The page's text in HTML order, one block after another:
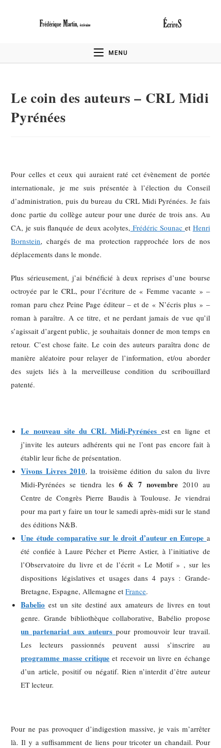
MENU
Le coin des auteurs – CRL Midi
Pyrénées
Pour celles et ceux qui auraient raté cet évènement de portée
internationale, je me suis présentée à l’élection du Conseil
d’administration, puis du bureau du CRL Midi Pyrénées. Je fais
donc partie du collège auteur pour une durée de trois ans. Au
CA, je suis flanquée de deux acolytes, Frédéric Sounac et Henri
Bornstein, chargés de ma protection rapprochée lors de nos
déplacements dans le monde.
Plus sérieusement, j’ai bénéficié à deux reprises d’une bourse
octroyée par le CRL, pour l’écriture de « Femme vacante » –
roman paru chez Peine Page éditeur – et de « N’écris plus » –
roman à paraître. A ce titre, et ne perdant jamais de vue qu’il
s’agissait d’argent public, je souhaitais donner de mon temps en
retour. C’est chose faite. Le coin des auteurs paraîtra donc de
manière aléatoire pour relayer de l’information, et/ou aborder
des sujets liés à la merveilleuse condition du scribouillard
patenté.
Le nouveau site du CRL Midi-Pyrénées est en ligne et
j’invite les auteurs adhérents qui ne l’ont pas encore fait à
établir leur fiche de présentation.
Vivons Livres 2010, la troisième édition du salon du livre
Midi-Pyrénées se tiendra les6 & 7 novembre2010 au
Centre de Congrès Pierre Baudis à Toulouse. Je viendrai
pour ma part y faire un tour le samedi après-midi sur le stand
des éditions N&B.
Une étude comparative sur le droit d’auteur en Europe a
été confiée à Laure Pécher et Pierre Astier, à l’initiative de
l’Observatoire du livre et de l’écrit « Le Motif » , sur les
dispositions législatives et usages dans 4 pays : Grande-
Bretagne, Espagne, Allemagne etFrance.
Babelio est un site destiné aux amateurs de livres en tout
genre. Grande bibliothèque collaborative, Babélio propose
un partenariat aux auteurs pour promouvoir leur travail.
Les lecteurs passionnés peuvent aussi s’inscrire au
programme masse critiqueet recevoir un livre en échange
d’un article, positif ou négatif. Rien n’interdit d’être auteur
ET lecteur.
Pour ne pas provoquer d’indigestion massive, je vais m’arrêter
là. Il y a suffisamment de liens pour tricoter un chandail. Pour